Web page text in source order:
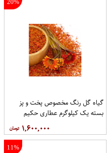
گیاه گل رنگ مخصوص پخت و پز
بسته یک کیلوگرم عطاری حکیم
۱,۶۰۰,۰۰۰
11%